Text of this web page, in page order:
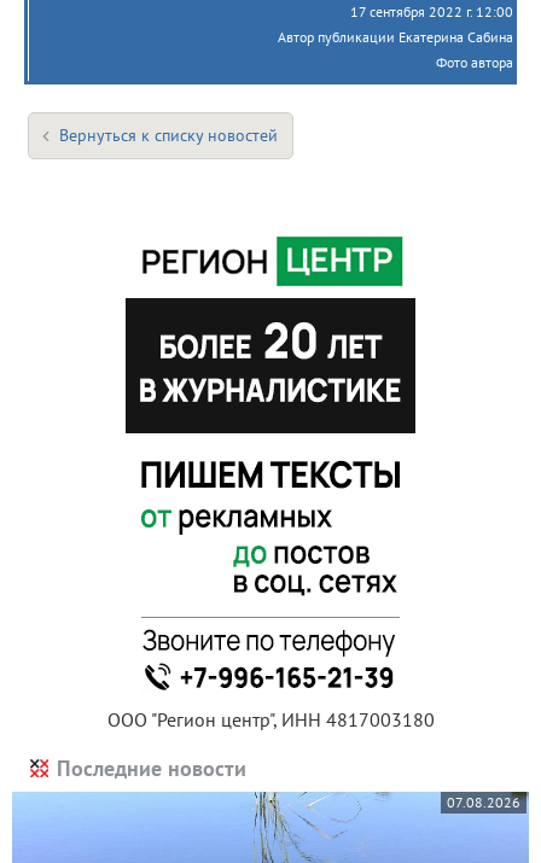
17 сентября 2022 г. 12:00
Автор публикации Екатерина Сабина
Фото автора
Вернуться к списку новостей
ООО "Регион центр", ИНН 4817003180
Последние новости
07.08.2026